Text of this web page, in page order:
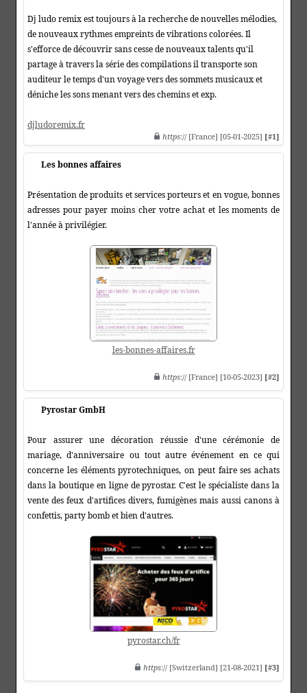
Dj ludo remix est toujours à la recherche de nouvelles mélodies,
de nouveaux rythmes empreints de vibrations colorées. Il
s'efforce de découvrir sans cesse de nouveaux talents qu'il
partage à travers la série des compilations il transporte son
auditeur le temps d'un voyage vers des sommets musicaux et
déniche les sons menant vers des chemins et exp.
djludoremix.fr
https:// [France] [05-01-2025] [#1]
Les bonnes affaires
Présentation de produits et services porteurs et en vogue, bonnes
adresses pour payer moins cher votre achat et les moments de
l'année à privilégier.
les-bonnes-affaires.fr
https:// [France] [10-05-2023] [#2]
Pyrostar GmbH
Pour assurer une décoration réussie d'une cérémonie de
mariage, d'anniversaire ou tout autre événement en ce qui
concerne les éléments pyrotechniques, on peut faire ses achats
dans la boutique en ligne de pyrostar. C'est le spécialiste dans la
vente des feux d'artifices divers, fumigènes mais aussi canons à
confettis, party bomb et bien d'autres.
pyrostar.ch/fr
https:// [Switzerland] [21-08-2021] [#3]